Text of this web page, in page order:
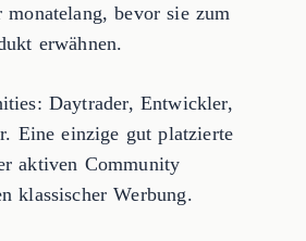
bevor sie zum
erwähnen.
Daytrader, Entwickler,
Eine einzige gut platzierte
aktiven Community
klassischer Werbung.